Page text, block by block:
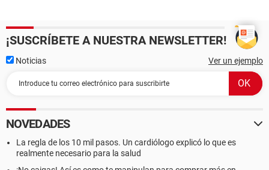
¡SUSCRÍBETE A NUESTRA NEWSLETTER!
Noticias Ver un ejemplo
NOVEDADES
La regla de los 10 mil pasos. Un cardiólogo explicó lo que es
realmente necesario para la salud